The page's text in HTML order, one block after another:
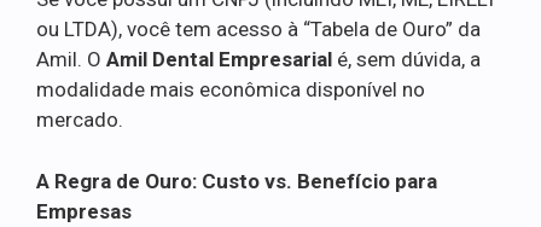
ou LTDA), você tem acesso à “Tabela de Ouro” da
Amil. O Amil Dental Empresarial é, sem dúvida, a
modalidade mais econômica disponível no
mercado.
A Regra de Ouro: Custo vs. Benefício para
Empresas